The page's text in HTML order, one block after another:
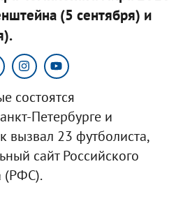
(5 сентября) и
состоятся
Петербурге и
23 футболиста,
сайт Российского
(РФС).